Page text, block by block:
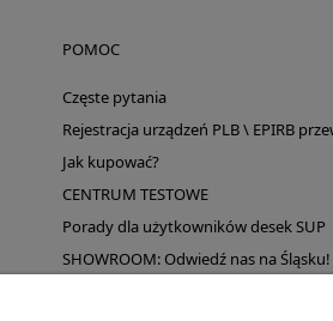
POMOC
Częste pytania
Rejestracja urządzeń PLB \ EPIRB
Jak kupować?
CENTRUM TESTOWE
Porady dla użytkowników desek SUP
SHOWROOM: Odwiedź nas na Śląsku!